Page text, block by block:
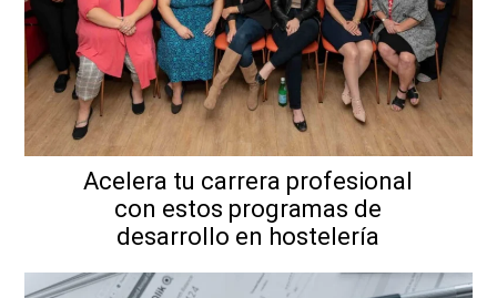
Acelera tu carrera profesional
con estos programas de
desarrollo en hostelería